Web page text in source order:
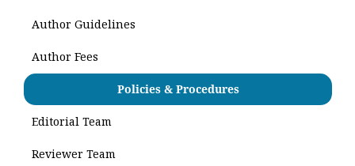
Author Guidelines
Author Fees
Policies & Procedures
Editorial Team
Reviewer Team